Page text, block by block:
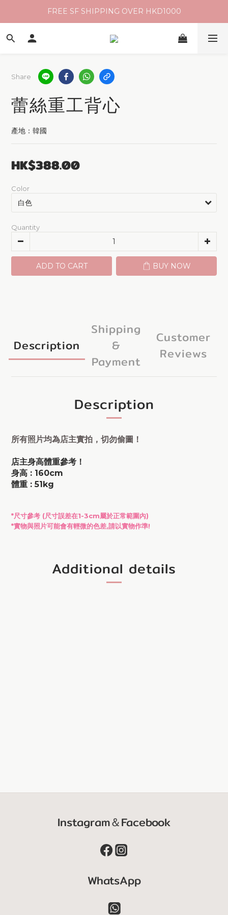
FREE SF SHIPPING OVER HKD1000
Share
蕾絲重工背心
產地：韓國
HK$388.00
Color
Quantity
ADD TO CART BUY NOW
Description
Shipping
&
Payment
Customer
Reviews
Description
所有照片均為店主實拍，切勿偷圖！
店主身高體重參考！
身高 : 160cm
體重 : 51kg
*尺寸參考 (尺寸誤差在1-3cm屬於正常範圍內)
*實物與照片可能會有輕微的色差,請以實物作準!
Additional details
Instagram＆Facebook
WhatsApp